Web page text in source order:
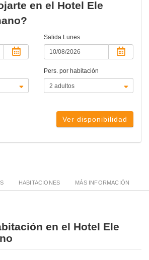
en el Hotel Ele
Salida Lunes
Pers. por habitación
Ver disponibilidad
HABITACIONES MÁS INFORMACIÓN
en el Hotel Ele